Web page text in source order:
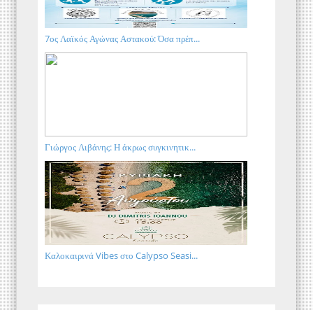
7ος Λαϊκός Αγώνας Αστακού: Όσα πρέπ...
Γιώργος Λιβάνης: Η άκρως συγκινητικ...
Καλοκαιρινά Vibes στο Calypso Seasi...